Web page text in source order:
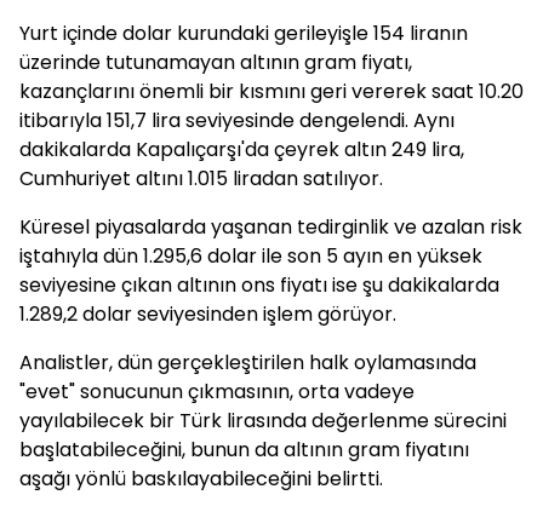
Yurt içinde dolar kurundaki gerileyişle 154 liranın
üzerinde tutunamayan altının gram fiyatı,
kazançlarını önemli bir kısmını geri vererek saat 10.20
itibarıyla 151,7 lira seviyesinde dengelendi. Aynı
dakikalarda Kapalıçarşı'da çeyrek altın 249 lira,
Cumhuriyet altını 1.015 liradan satılıyor.
Küresel piyasalarda yaşanan tedirginlik ve azalan risk
iştahıyla dün 1.295,6 dolar ile son 5 ayın en yüksek
seviyesine çıkan altının ons fiyatı ise şu dakikalarda
1.289,2 dolar seviyesinden işlem görüyor.
Analistler, dün gerçekleştirilen halk oylamasında
"evet" sonucunun çıkmasının, orta vadeye
yayılabilecek bir Türk lirasında değerlenme sürecini
başlatabileceğini, bunun da altının gram fiyatını
aşağı yönlü baskılayabileceğini belirtti.